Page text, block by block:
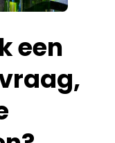
een